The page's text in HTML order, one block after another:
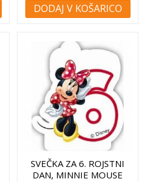
DODAJ V KOŠARICO
SVEČKA ZA 6. ROJSTNI
DAN, MINNIE MOUSE